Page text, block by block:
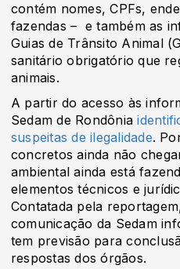
contém nomes, CPFs,
fazendas – e também as
Guias de Trânsito Animal
sanitário obrigatório que
animais.
A partir do acesso às
Sedam de Rondônia
suspeitas de ilegalidade.
concretos ainda não
ambiental ainda está
elementos técnicos e
Contatada pela
comunicação da Sedam
tem previsão para
respostas dos órgãos.